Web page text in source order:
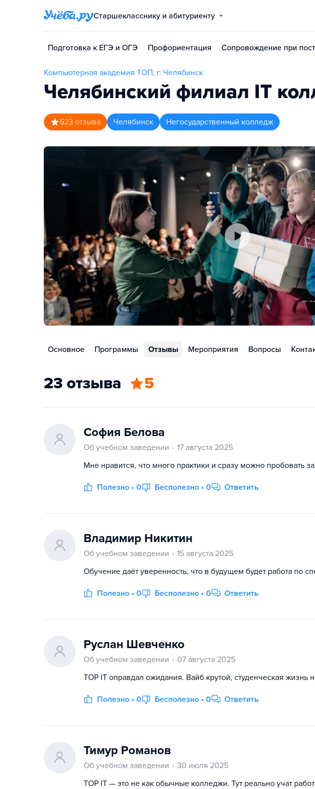
Старшекласснику и абитуриенту
Подготовка к ЕГЭ и ОГЭ Профориентация Сопровождение при
Компьютерная академия TOП, г. Челябинск
Челябинский филиал IT
523 отзыва Челябинск Негосударственный колледж
Основное Программы Отзывы Мероприятия Вопросы
23 отзыва 5
София Белова
Об учебном заведении
17 августа 2025
Мне нравится, что много практики и сразу можно пробовать
Полезно • 0 Бесполезно • 0 Ответить
Владимир Никитин
Об учебном заведении
15 августа 2025
Обучение даёт уверенность, что в будущем будет работа по
Полезно • 0 Бесполезно • 0 Ответить
Руслан Шевченко
Об учебном заведении
07 августа 2025
TOP IT оправдал ожидания. Вайб крутой, студенческая
Полезно • 0 Бесполезно • 0 Ответить
Тимур Романов
Об учебном заведении
30 июля 2025
TOP IT — это не как обычные колледжи. Тут реально учат